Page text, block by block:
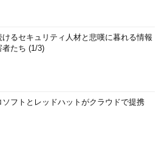
けるセキュリティ人材と悲嘆に暮れる情報
者たち (1/3)
ソフトとレッドハットがクラウドで提携